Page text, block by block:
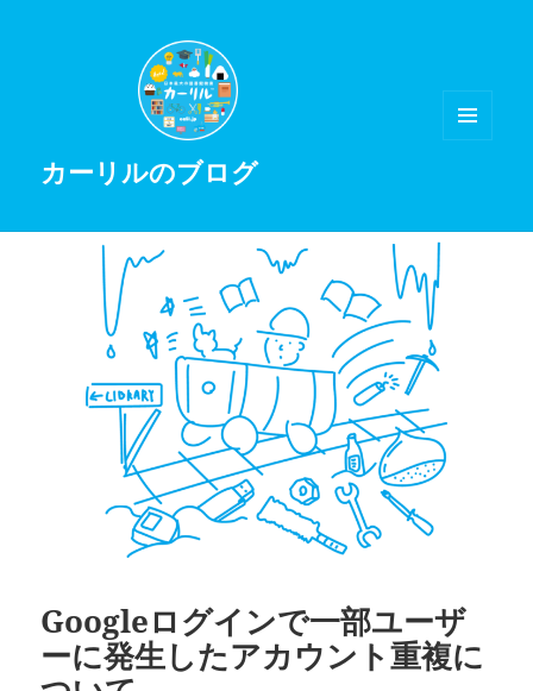
カーリルのブログ
Googleログインで一部ユーザ
ーに発生したアカウント重複に